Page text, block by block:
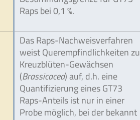
Raps bei 0,1 %.
Das Raps-Nachweisverfahren
weist Querempfindlichkeiten zu
Kreuzblüten-Gewächsen
(Brassicacea) auf, d.h. eine
Quantifizierung eines GT73
Raps-Anteils ist nur in einer
Probe möglich, bei der bekannt